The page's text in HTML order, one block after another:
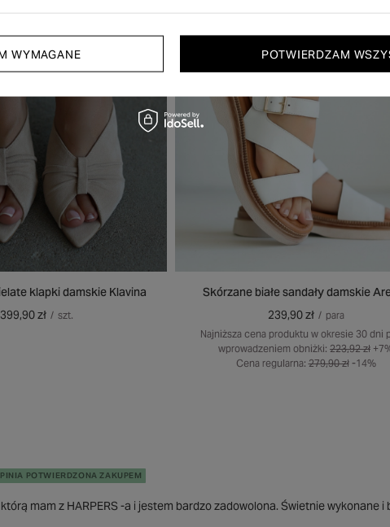
klapki damskie Klavina
399,90 zł / szt.
Skórzane białe sandały damskie
239,90 zł / para
Najniższa cena produktu w okresie 30 dni
wprowadzeniem obniżki: 223,92 zł
Cena regularna:279,90 zł -14%
POTWIERDZONA ZAKUPEM
mam z HARPERS -a i jestem bardzo zadowolona. Świetnie wykonane i
WYMAGANE POTWIERDZAM